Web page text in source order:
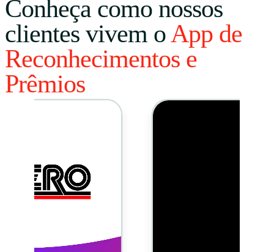
Conheça como nossos
clientes vivem oApp de
Reconhecimentos e
Prêmios